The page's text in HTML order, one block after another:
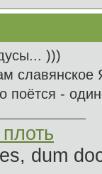
)))
поётся -
dum